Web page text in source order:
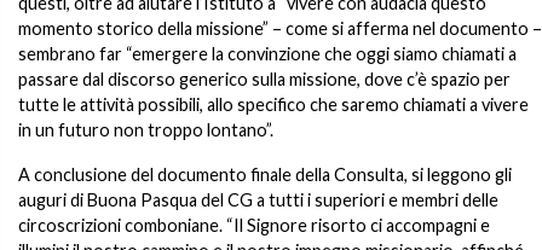
momento storico della missione” – come si afferma nel documento –
sembrano far “emergere la convinzione che oggi siamo chiamati a
passare dal discorso generico sulla missione, dove c’è spazio per
tutte le attività possibili, allo specifico che saremo chiamati a vivere
in un futuro non troppo lontano”.
A conclusione del documento finale della Consulta, si leggono gli
auguri di Buona Pasqua del CG a tutti i superiori e membri delle
circoscrizioni comboniane. “Il Signore risorto ci accompagni e